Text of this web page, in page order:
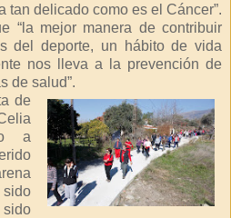
tan delicado como es el Cáncer”.
“la mejor manera de contribuir
del deporte, un hábito de vida
nos lleva a la prevención de
de salud”.
de
a